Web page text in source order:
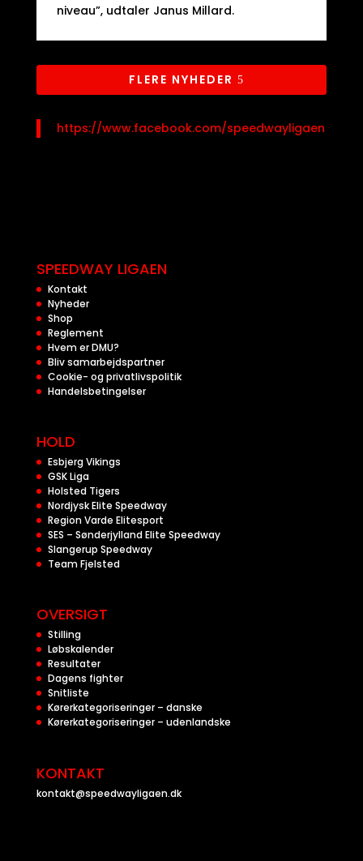
niveau”, udtaler Janus Millard.
FLERE NYHEDER
https://www.facebook.com/speedwayligaen
SPEEDWAY LIGAEN
Kontakt
Nyheder
Shop
Reglement
Hvem er DMU?
Bliv samarbejdspartner
Cookie- og privatlivspolitik
Handelsbetingelser
HOLD
Esbjerg Vikings
GSK Liga
Holsted Tigers
Nordjysk Elite Speedway
Region Varde Elitesport
SES – Sønderjylland Elite Speedway
Slangerup Speedway
Team Fjelsted
OVERSIGT
Stilling
Løbskalender
Resultater
Dagens fighter
Snitliste
Kørerkategoriseringer – danske
Kørerkategoriseringer – udenlandske
KONTAKT
kontakt@speedwayligaen.dk